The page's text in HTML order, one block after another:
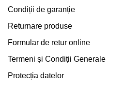
Condiții de garanție
Returnare produse
Formular de retur online
Termeni și Condiții Generale
Protecția datelor